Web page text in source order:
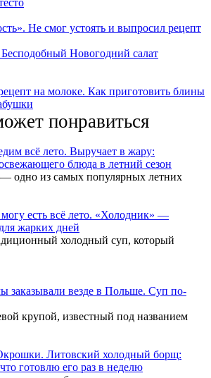
Не смог устоять и выпросил рецепт
Новогодний салат
на молоке. Как приготовить блины
понравиться
всё лето. Выручает в жару:
блюда в летний сезон
одно из самых популярных летних
есть всё лето. «Холодник» —
жарких дней
холодный суп, который
заказывали везде в Польше. Суп по-
крупой, известный под названием
Литовский холодный борщ:
готовлю его раз в неделю